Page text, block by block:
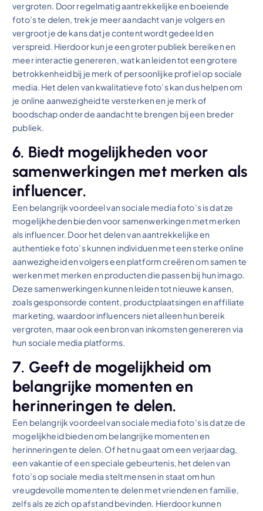
vergroten. Door regelmatig aantrekkelijke en boeiende
foto’s te delen, trek je meer aandacht van je volgers en
vergroot je de kans dat je content wordt gedeeld en
verspreid. Hierdoor kun je een groter publiek bereiken en
meer interactie genereren, wat kan leiden tot een grotere
betrokkenheid bij je merk of persoonlijke profiel op sociale
media. Het delen van kwalitatieve foto’s kan dus helpen om
je online aanwezigheid te versterken en je merk of
boodschap onder de aandacht te brengen bij een breder
publiek.
6. Biedt mogelijkheden voor
samenwerkingen met merken als
influencer.
Een belangrijk voordeel van sociale media foto’s is dat ze
mogelijkheden bieden voor samenwerkingen met merken
als influencer. Door het delen van aantrekkelijke en
authentieke foto’s kunnen individuen met een sterke online
aanwezigheid en volgers een platform creëren om samen te
werken met merken en producten die passen bij hun imago.
Deze samenwerkingen kunnen leiden tot nieuwe kansen,
zoals gesponsorde content, productplaatsingen en affiliate
marketing, waardoor influencers niet alleen hun bereik
vergroten, maar ook een bron van inkomsten genereren via
hun sociale media platforms.
7. Geeft de mogelijkheid om
belangrijke momenten en
herinneringen te delen.
Een belangrijk voordeel van sociale media foto’s is dat ze de
mogelijkheid bieden om belangrijke momenten en
herinneringen te delen. Of het nu gaat om een verjaardag,
een vakantie of een speciale gebeurtenis, het delen van
foto’s op sociale media stelt mensen in staat om hun
vreugdevolle momenten te delen met vrienden en familie,
zelfs als ze zich op afstand bevinden. Hierdoor kunnen